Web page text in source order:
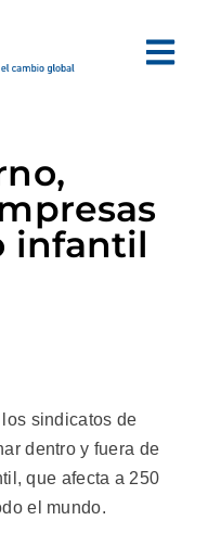
infantil
sindicatos de
dentro y fuera de
que afecta a 250
el mundo.